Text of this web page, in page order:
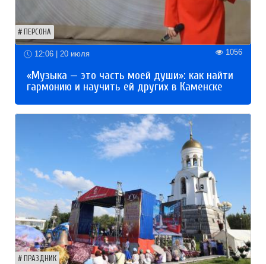
ПЕРСОНА
12:06 | 20 июля 1056
«Музыка — это часть моей души»: как найти
гармонию и научить ей других в Каменске
ПРАЗДНИК